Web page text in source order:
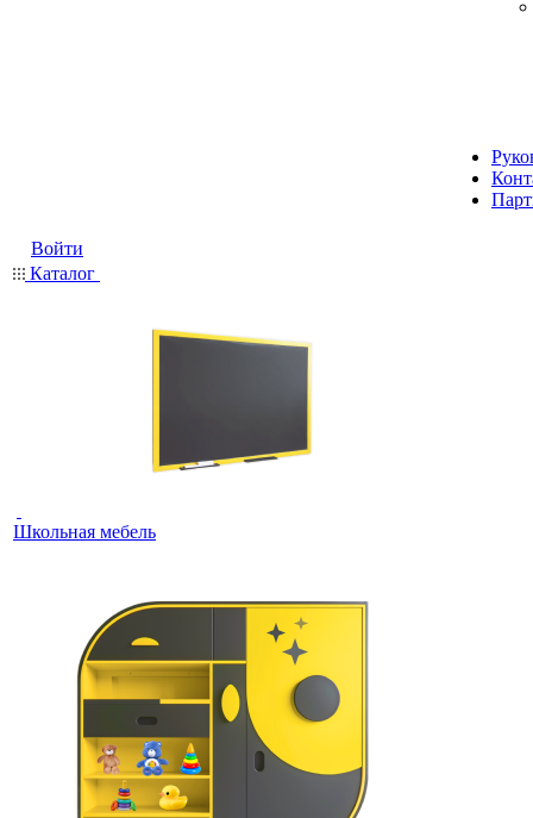
Войти
Каталог
Школьная мебель